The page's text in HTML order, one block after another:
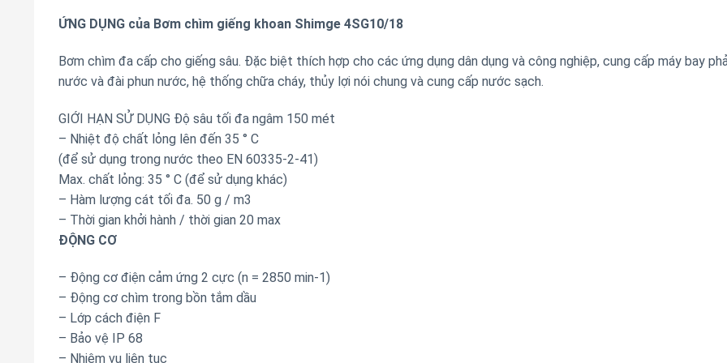
ỨNG DỤNG của Bơm chìm giếng khoan Shimge 4SG10/18
Bơm chìm đa cấp cho giếng sâu. Đặc biệt thích hợp cho các ứng dụng dân dụng và công nghiệp, cung cấp máy bay
nước và đài phun nước, hệ thống chữa cháy, thủy lợi nói chung và cung cấp nước sạch.
GIỚI HẠN SỬ DỤNG Độ sâu tối đa ngâm 150 mét
– Nhiệt độ chất lỏng lên đến 35 ° C
(để sử dụng trong nước theo EN 60335-2-41)
Max. chất lỏng: 35 ° C (để sử dụng khác)
– Hàm lượng cát tối đa. 50 g / m3
– Thời gian khởi hành / thời gian 20 max
ĐỘNG CƠ
– Động cơ điện cảm ứng 2 cực (n = 2850 min-1)
– Động cơ chìm trong bồn tắm dầu
– Lớp cách điện F
– Bảo vệ IP 68
– Nhiệm vụ liên tục